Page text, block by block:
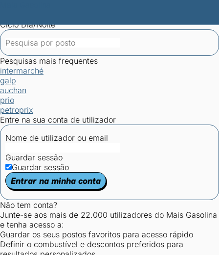
Ciclo Dia/Noite
Pesquisas mais frequentes
intermarché
galp
auchan
prio
petroprix
Entre na sua conta de utilizador
Nome de utilizador ou email
Guardar sessão
Guardar sessão
Entrar na minha conta
Não tem conta?
Junte-se aos mais de 22.000 utilizadores do Mais Gasolina
e tenha acesso a:
Guardar os seus postos favoritos para acesso rápido
Definir o combustível e descontos preferidos para